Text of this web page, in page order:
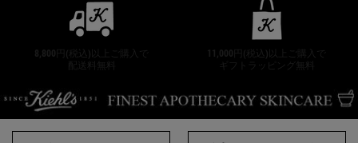
8,800円(税込)以上ご購入で
11,000円(税込)以上ご購入で